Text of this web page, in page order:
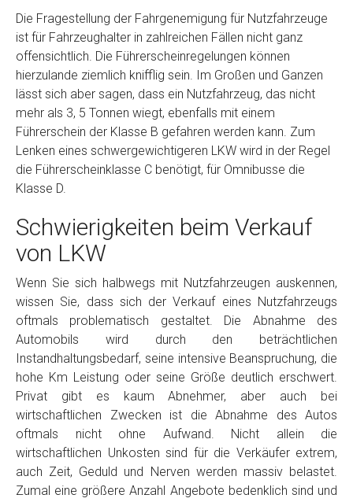
Die Fragestellung der Fahrgenemigung für Nutzfahrzeuge
ist für Fahrzeughalter in zahlreichen Fällen nicht ganz
offensichtlich. Die Führerscheinregelungen können
hierzulande ziemlich knifflig sein. Im Großen und Ganzen
lässt sich aber sagen, dass ein Nutzfahrzeug, das nicht
mehr als 3, 5 Tonnen wiegt, ebenfalls mit einem
Führerschein der Klasse B gefahren werden kann. Zum
Lenken eines schwergewichtigeren LKW wird in der Regel
die Führerscheinklasse C benötigt, für Omnibusse die
Klasse D.
Schwierigkeiten beim Verkauf
von LKW
Wenn Sie sich halbwegs mit Nutzfahrzeugen auskennen,
wissen Sie, dass sich der Verkauf eines Nutzfahrzeugs
oftmals problematisch gestaltet. Die Abnahme des
Automobils wird durch den beträchtlichen
Instandhaltungsbedarf, seine intensive Beanspruchung, die
hohe Km Leistung oder seine Größe deutlich erschwert.
Privat gibt es kaum Abnehmer, aber auch bei
wirtschaftlichen Zwecken ist die Abnahme des Autos
oftmals nicht ohne Aufwand. Nicht allein die
wirtschaftlichen Unkosten sind für die Verkäufer extrem,
auch Zeit, Geduld und Nerven werden massiv belastet.
Zumal eine größere Anzahl Angebote bedenklich sind und